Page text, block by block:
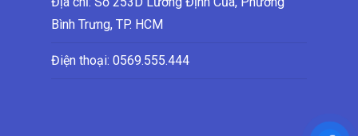
Bình Trưng, TP. HCM
Điện thoại: 0569.555.444